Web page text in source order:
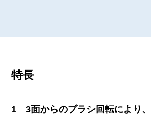
特長
3面からのブラシ回転により